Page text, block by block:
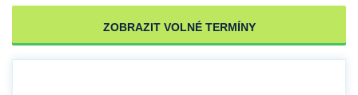
ZOBRAZIT VOLNÉ TERMÍNY